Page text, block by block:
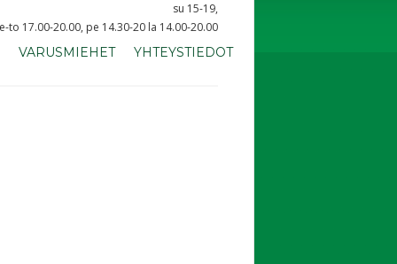
su 15-19,
to 17.00-20.00, pe 14.30-20 la 14.00-20.00
VARUSMIEHET YHTEYSTIEDOT